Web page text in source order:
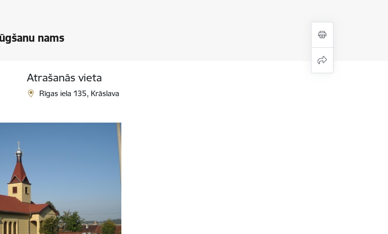
nams
Atrašanās vieta
Rīgas iela 135, Krāslava